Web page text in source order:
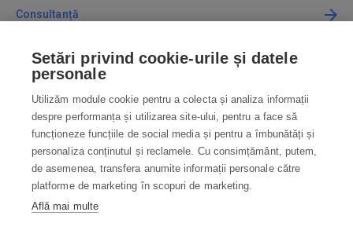
Consultanță
Cum cumpăr
Contact
Contactați-ne
info@robotworld.ro
031 22 97 010
Setări privind cookie-urile și datele
personale
Utilizăm module cookie pentru a colecta și analiza informații
despre performanța și utilizarea site-ului, pentru a face să
funcționeze funcțiile de social media și pentru a îmbunătăți și
personaliza conținutul și reclamele. Cu consimțământ, putem,
de asemenea, transfera anumite informații personale către
platforme de marketing în scopuri de marketing.
Află mai multe